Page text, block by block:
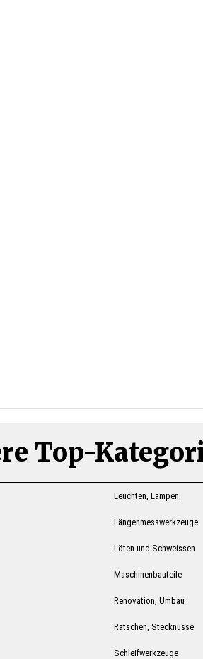
Top-
Leuchten, Lampen
Längenmesswerkzeuge
Löten und Schweissen
Maschinenbauteile
Renovation, Umbau
Rätschen, Stecknüsse
Schleifwerkzeuge